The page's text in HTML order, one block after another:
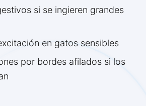
si se ingieren grandes
en gatos sensibles
por bordes afilados si los